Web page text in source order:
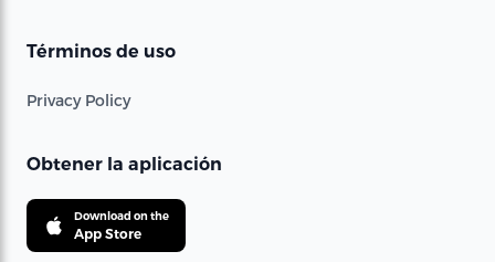
Términos de uso
Privacy Policy
Obtener la aplicación
Download on the
App Store